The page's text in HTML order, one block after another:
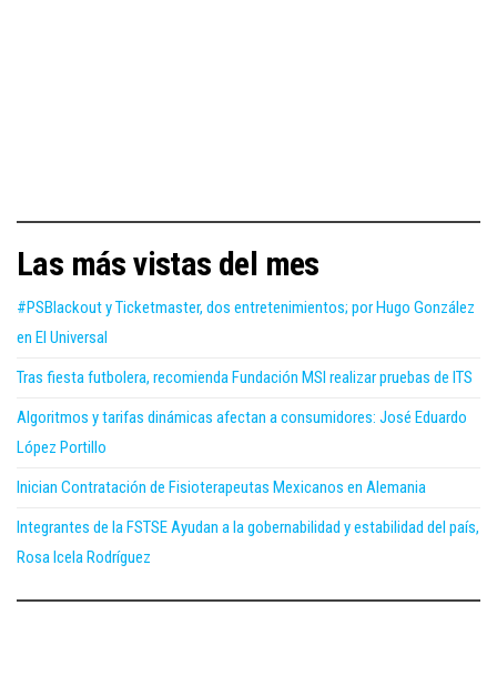
Las más vistas del mes
#PSBlackout y Ticketmaster, dos entretenimientos; por Hugo González
en El Universal
Tras fiesta futbolera, recomienda Fundación MSI realizar pruebas de ITS
Algoritmos y tarifas dinámicas afectan a consumidores: José Eduardo
López Portillo
Inician Contratación de Fisioterapeutas Mexicanos en Alemania
Integrantes de la FSTSE Ayudan a la gobernabilidad y estabilidad del país,
Rosa Icela Rodríguez